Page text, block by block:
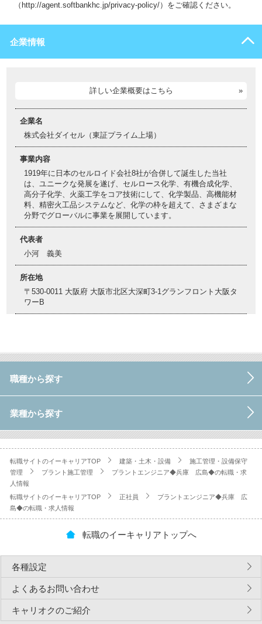
（http://agent.softbankhc.jp/privacy-policy/）をご確認ください。
企業情報
詳しい企業概要はこちら
企業名
株式会社ダイセル（東証プライム上場）
事業内容
1919年に日本のセルロイド会社8社が合併して誕生した当社
は、ユニークな発展を遂げ、セルロース化学、有機合成化学、
高分子化学、火薬工学をコア技術にして、化学製品、高機能材
料、精密火工品システムなど、化学の枠を超えて、さまざまな
分野でグローバルに事業を展開しています。
代表者
小河 義美
所在地
〒530-0011 大阪府 大阪市北区大深町3-1グランフロント大阪タ
ワーB
職種から探す
業種から探す
転職サイトのイーキャリアTOP 建築・土木・設備
施工管理・設備保守
管理
プラント施工管理
プラントエンジニア◆兵庫 広島◆の転職・求
人情報
転職サイトのイーキャリアTOP
正社員
プラントエンジニア◆兵庫 広
島◆の転職・求人情報
転職のイーキャリアトップへ
各種設定
よくあるお問い合わせ
キャリオクのご紹介